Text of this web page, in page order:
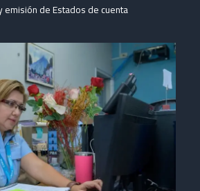
emisión de Estados de cuenta